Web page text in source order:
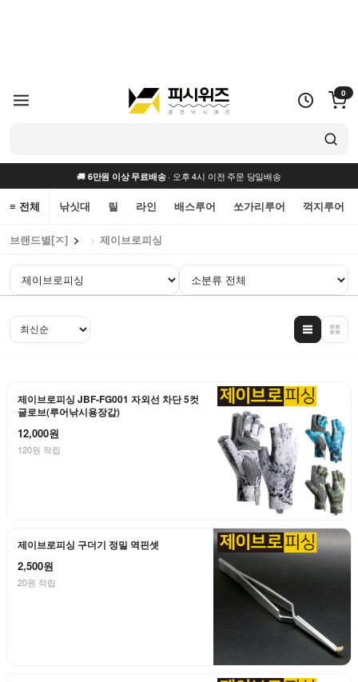
0
🚚 6만원 이상 무료배송· 오후 4시 이전 주문 당일배송
≡ 전체 낚싯대 릴 라인 배스루어 쏘가리루어 꺽지루어
브랜드별[ㅈ] 제이브로피싱
제이브로피싱 JBF-FG001 자외선 차단 5컷
글로브(루어낚시용장갑)
12,000원
120원 적립
제이브로피싱 구더기 정밀 역핀셋
2,500원
20원 적립